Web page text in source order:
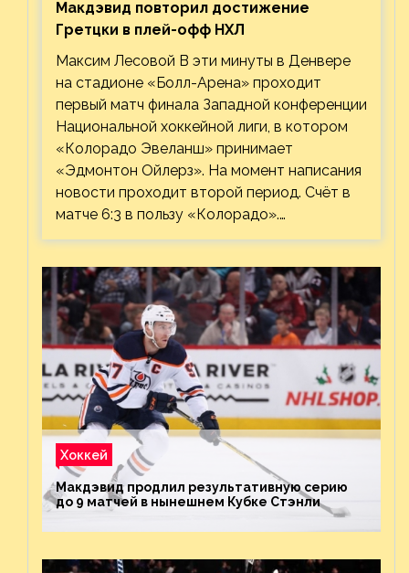
Макдэвид повторил достижение
Гретцки в плей-офф НХЛ
Максим Лесовой В эти минуты в Денвере
на стадионе «Болл-Арена» проходит
первый матч финала Западной конференции
Национальной хоккейной лиги, в котором
«Колорадо Эвеланш» принимает
«Эдмонтон Ойлерз». На момент написания
новости проходит второй период. Счёт в
матче 6:3 в пользу «Колорадо».…
Хоккей
Макдэвид продлил результативную серию
до 9 матчей в нынешнем Кубке Стэнли